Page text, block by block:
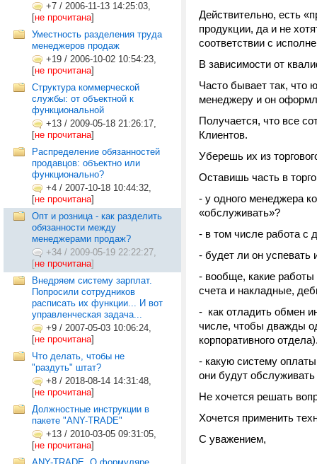
+7 / 2006-11-13 14:25:03,
[не прочитана]
Уместность разделения труда
менеджеров продаж
+19 / 2006-10-02 10:54:23,
[не прочитана]
Структура коммерческой
службы: от объектной к
функциональной
+13 / 2009-05-18 21:26:17,
[не прочитана]
Распределение обязанностей
продавцов: объектно или
функционально?
+4 / 2007-10-18 10:44:32,
[не прочитана]
Опт и розница - как разделить
обязанности между
менеджерами продаж?
+34 / 2009-05-19 22:22:27,
[не прочитана]
Внедряем систему зарплат.
Попросили сотрудников
расписать их функции... И вот
управленческая задача...
+9 / 2007-05-03 10:06:24,
[не прочитана]
Что делать, чтобы не
"раздуть" штат?
+8 / 2018-08-14 14:31:48,
[не прочитана]
Должностные инструкции в
пакете "ANY-TRADE"
+13 / 2010-03-05 09:31:05,
[не прочитана]
Действительно, есть
продукции, да и не
соответствии с
В зависимости от
Часто бывает так, что
менеджеру и он
Получается, что все
Клиентов.
Уберешь их из
Оставишь часть в
- у одного менеджера
«обслуживать»?
- в том числе работа с
- будет ли он успевать
- вообще, какие работы
счета и накладные,
- как отладить обмен
числе, чтобы дважды
корпоративного
- какую систему оплаты
они будут
Не хочется решать
Хочется применить
С уважением,